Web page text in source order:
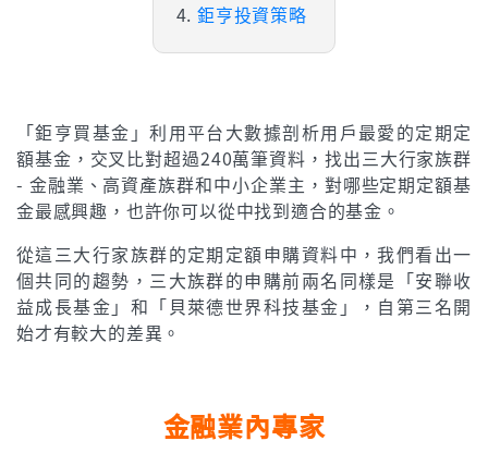
鉅亨投資策略
「鉅亨買基金」利用平台大數據剖析用戶最愛的定期定
額基金，交叉比對超過240萬筆資料，找出三大行家族群
- 金融業、高資產族群和中小企業主，對哪些定期定額基
金最感興趣，也許你可以從中找到適合的基金。
從這三大行家族群的定期定額申購資料中，我們看出一
個共同的趨勢，三大族群的申購前兩名同樣是「安聯收
益成長基金」和「貝萊德世界科技基金」，自第三名開
始才有較大的差異。
金融業內專家